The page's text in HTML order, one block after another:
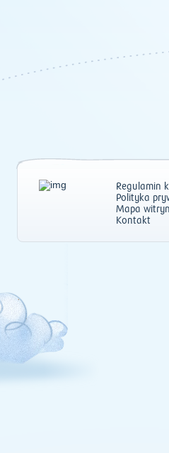
Regulamin
Polityka
Mapa
Kontakt